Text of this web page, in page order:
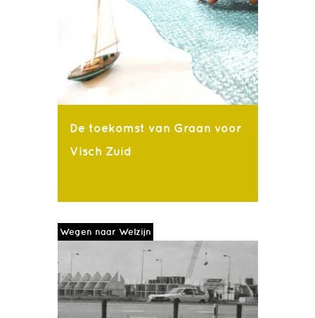
De toekomst van Graan voor
Visch Zuid
Wegen naar Welzijn